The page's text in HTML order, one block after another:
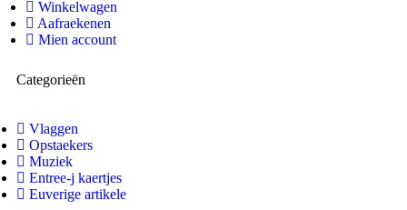
Winkelwagen
Aafraekenen
Mien account
Categorieën
Vlaggen
Opstaekers
Muziek
Entree-j kaertjes
Euverige artikele